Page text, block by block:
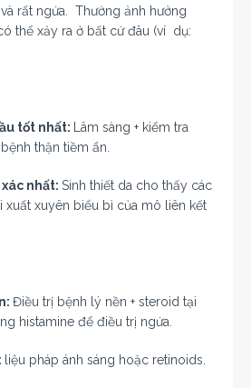
rất ngứa. Thường ảnh hưởng
thể xảy ra ở bất cứ đâu (ví dụ:
tốt nhất:
Lâm sàng + kiểm tra
thận tiềm ẩn.
nhất: Sinh thiết da cho thấy các
xuất xuyên biểu bì của mô liên kết
Điều trị bệnh lý nền + steroid tại
histamine để điều trị ngứa.
liệu pháp ánh sáng hoặc retinoids.